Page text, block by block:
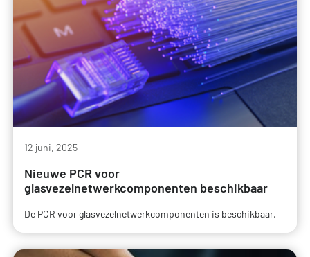
12 juni, 2025
Nieuwe PCR voor
glasvezelnetwerkcomponenten beschikbaar
De PCR voor glasvezelnetwerkcomponenten is beschikbaar.